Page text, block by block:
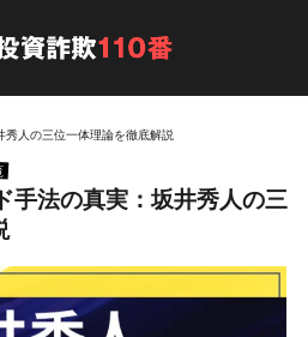
人の三位一体理論を徹底解説
手法の真実：坂井秀人の三